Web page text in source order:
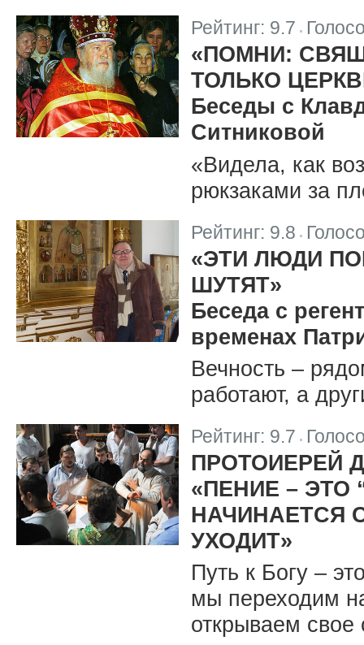
Рейтинг: 9.7
«ПОМНИ:
ТОЛЬКО
Беседы с
Ситниковой
«Видела, как
рюкзаками за
Рейтинг: 9.8 |
«ЭТИ ЛЮДИ
ШУТЯТ»
Беседа с
временах
Вечность –
работают, а
Рейтинг: 9.7 |
ПРОТОИЕРЕЙ
«ПЕНИЕ – ЭТО
НАЧИНАЕТСЯ
УХОДИТ»
Путь к Богу –
мы переходим
открываем свое